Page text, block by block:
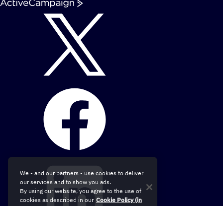
We - and our partners - use cookies to deliver
our services and to show you ads.
By using our website, you agree to the use of
cookies as described in our Cookie Policy (in